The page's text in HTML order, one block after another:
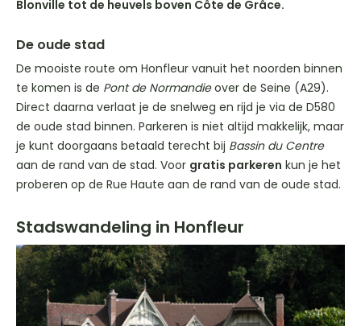
Blonville tot de heuvels boven Côte de Grâce.
De oude stad
De mooiste route om Honfleur vanuit het noorden binnen
te komen is de Pont de Normandieover de Seine (A29).
Direct daarna verlaat je de snelweg en rijd je via de D580
de oude stad binnen. Parkeren is niet altijd makkelijk, maar
je kunt doorgaans betaald terecht bij Bassin du Centre
aan de rand van de stad. Voor gratis parkeren kun je het
proberen op de Rue Haute aan de rand van de oude stad.
Stadswandeling in Honfleur